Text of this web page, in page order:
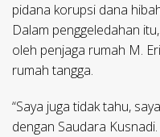
pidana korupsi dana
Dalam penggeledahan
oleh penjaga rumah M.
rumah tangga.
“Saya juga tidak tahu,
dengan Saudara